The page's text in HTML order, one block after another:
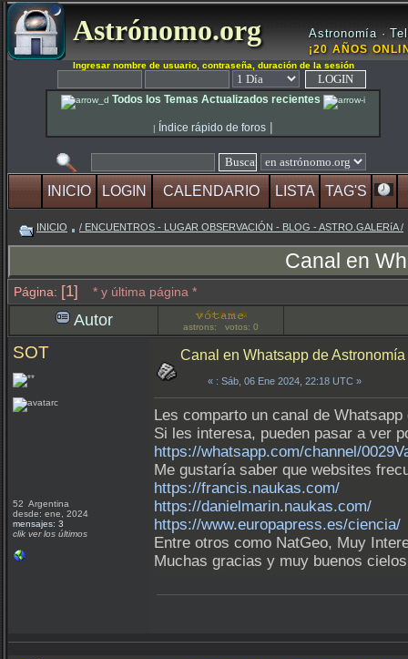
Astrónomo.org Astronomía ·
¡20 AÑOS
Ingresar nombre de usuario, contraseña, duración de la sesión
Todos los Temas Actualizados recientes
| Índice rápido de foros |
INICIO LOGIN CALENDARIO LISTA TAG'S
INICIO / ENCUENTROS - LUGAR OBSERVACIÓN - BLOG - ASTRO.GALERíA /
Canal en
Página: [1] * y última página *
Autor astrons: votos: 0
SOT
52 Argentina
desde: ene, 2024
mensajes: 3
clik ver los últimos
Canal en Whatsapp de
« : Sáb, 06 Ene 2024, 22:18 UTC »
Les comparto un canal de
Si les interesa, pueden pasar a ver
https://whatsapp.com/channel/
Me gustaría saber que websites
https://francis.naukas.com/
https://danielmarin.naukas.com/
https://www.europapress.es/ciencia/
Entre otros como NatGeo, Muy
Muchas gracias y muy buenos